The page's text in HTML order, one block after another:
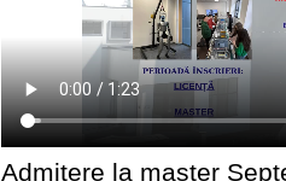
Admitere la master